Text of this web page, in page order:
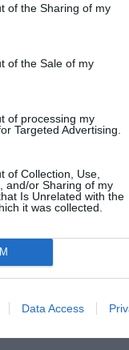
of the Sharing of my
of the Sale of my
of processing my
Targeted Advertising.
of Collection, Use,
and/or Sharing of my
Is Unrelated with the
it was collected.
Data Access
του ΘΩΜΑ
του
του